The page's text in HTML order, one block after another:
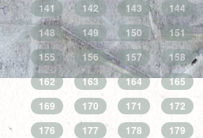
141
142 143 144
148
149 150 151
155
156 157 158
162
163 164 165
169
170 171 172
176
177 178 179